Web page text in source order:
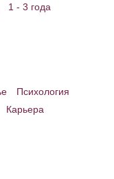
1 - 3 года
Психология
Карьера